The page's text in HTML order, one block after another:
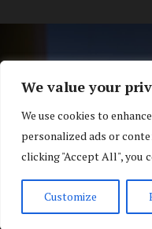
We value your
We use cookies to
personalized ads or
clicking "Accept All", you
Customize
® Blog personal
Koko |Política